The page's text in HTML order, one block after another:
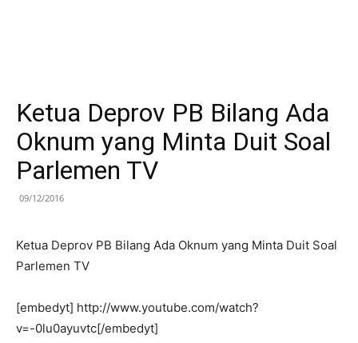
Ketua Deprov PB Bilang Ada
Oknum yang Minta Duit Soal
Parlemen TV
09/12/2016
Ketua Deprov PB Bilang Ada Oknum yang Minta Duit Soal
Parlemen TV
[embedyt] http://www.youtube.com/watch?
v=-0lu0ayuvtc[/embedyt]